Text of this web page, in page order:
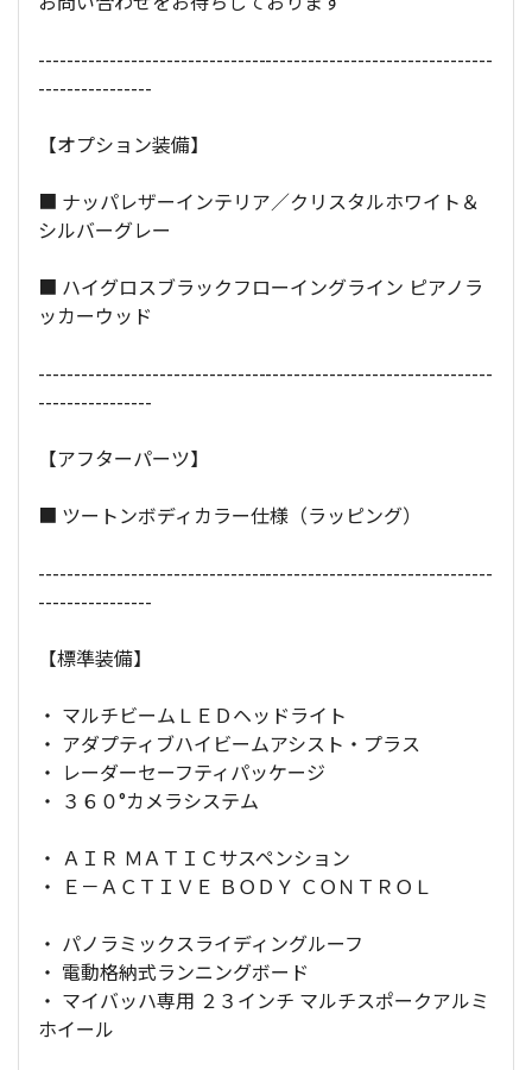
----------------------------------------------------------------
----------------
【オプション装備】
■ ナッパレザーインテリア／クリスタルホワイト＆
シルバーグレー
■ ハイグロスブラックフローイングライン ピアノラ
ッカーウッド
----------------------------------------------------------------
----------------
【アフターパーツ】
■ ツートンボディカラー仕様（ラッピング）
----------------------------------------------------------------
----------------
【標準装備】
・ マルチビームＬＥＤヘッドライト
・ アダプティブハイビームアシスト・プラス
・ レーダーセーフティパッケージ
・ ３６０°カメラシステム
・ ＡＩＲ ＭＡＴＩＣサスペンション
・ Ｅ－ＡＣＴＩＶＥ ＢＯＤＹ ＣＯＮＴＲＯＬ
・ パノラミックスライディングルーフ
・ 電動格納式ランニングボード
・ マイバッハ専用 ２３インチ マルチスポークアルミ
ホイール